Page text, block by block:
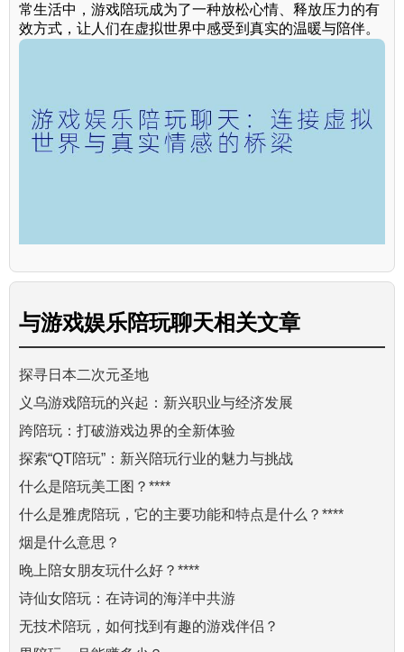
常生活中，游戏陪玩成为了一种放松心情、释放压力的有
效方式，让人们在虚拟世界中感受到真实的温暖与陪伴。
与游戏娱乐陪玩聊天相关文章
探寻日本二次元圣地
义乌游戏陪玩的兴起：新兴职业与经济发展
跨陪玩：打破游戏边界的全新体验
探索“QT陪玩”：新兴陪玩行业的魅力与挑战
什么是陪玩美工图？****
什么是雅虎陪玩，它的主要功能和特点是什么？****
烟是什么意思？
晚上陪女朋友玩什么好？****
诗仙女陪玩：在诗词的海洋中共游
无技术陪玩，如何找到有趣的游戏伴侣？